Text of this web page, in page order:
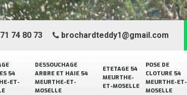
54
ET-
DESSOUCHAGE
ARBRE ET HAIE 54
MEURTHE-ET-
MOSELLE
ETETAGE 54
MEURTHE-
ET-MOSELLE
POSE DE
CLOTURE 54
MEURTHE-ET-
MOSELLE
74 80 73 brochardteddy1@gmail.com